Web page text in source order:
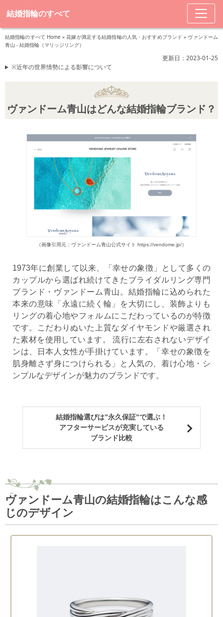
結婚指輪のすべて
結婚指輪のすべて Home »花嫁が満足する結婚指輪の人気・おすすめブランド » ヴァンドーム
青山 - 結婚指輪（マリッジリング）
更新日：2023-01-25
※近年の世界情勢による影響について
ヴァンドーム青山はどんな結婚指輪ブランド？
（画像引用元：ヴァンドーム青山公式サイト https://vendome.jp/）
1973年に創業して以来、「幸せの象徴」として多くの
カップルから選ばれ続けてきたブライダルリング専門
ブランド・ヴァンドーム青山。結婚指輪に込められた
本来の意味「永遠に続く輪」を大切にし、装飾よりも
リングの着心地やフォルムにこだわっているのが特徴
です。こだわりぬいた上質なダイヤモンドや厳選され
た素材を使用しています。 流行に左右されないデザイ
ンは、日本人女性が手掛けています。「幸せの象徴を
肌身離さず身につけられる」と人気の、着け心地・シ
ンプルなデザインが魅力のブランドです。
結婚指輪選びは”永久保証”で選ぶ！
アフターサービスが充実している
ブランド比較
ヴァンドーム青山の結婚指輪はこんな感
じのデザイン